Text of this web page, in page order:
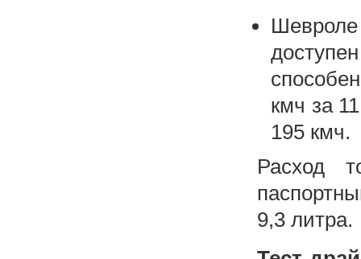
кмч за
195 кмч.
Расход
9,3 литра.